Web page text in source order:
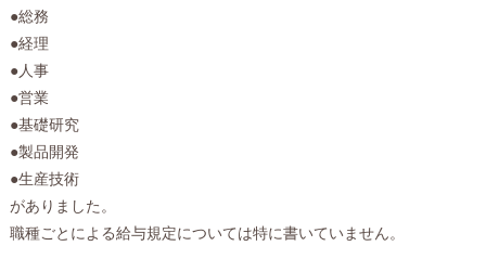
●総務
●経理
●人事
●営業
●基礎研究
●製品開発
●生産技術
がありました。
職種ごとによる給与規定については特に書いていません。